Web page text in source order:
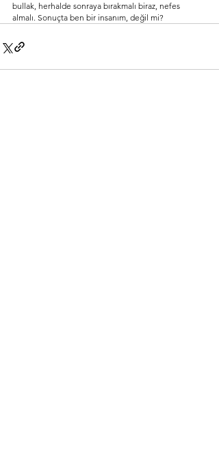
bullak, herhalde sonraya bırakmalı biraz, nefes
almalı. Sonuçta ben bir insanım, değil mi?